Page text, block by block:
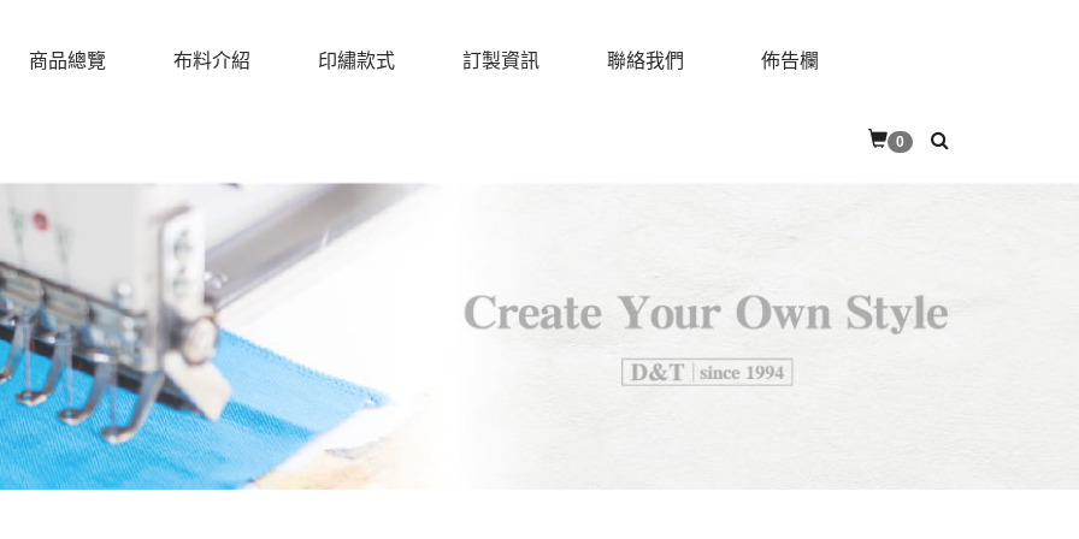
商品總覽 布料介紹 印繡款式 訂製資訊 聯絡我們 佈告欄
0